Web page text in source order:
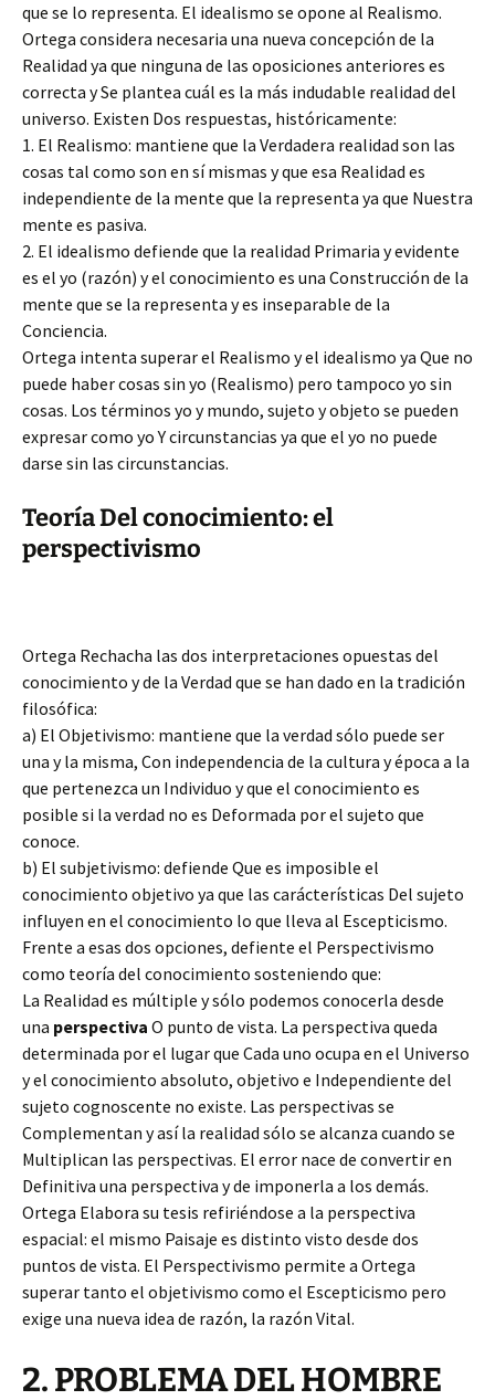
que se lo representa. El idealismo se opone al Realismo.
Ortega considera necesaria una nueva concepción de la
Realidad ya que ninguna de las oposiciones anteriores es
correcta y Se plantea cuál es la más indudable realidad del
universo. Existen Dos respuestas, históricamente:
1. El Realismo: mantiene que la Verdadera realidad son las
cosas tal como son en sí mismas y que esa Realidad es
independiente de la mente que la representa ya que Nuestra
mente es pasiva.
2. El idealismo defiende que la realidad Primaria y evidente
es el yo (razón) y el conocimiento es una Construcción de la
mente que se la representa y es inseparable de la
Conciencia.
Ortega intenta superar el Realismo y el idealismo ya Que no
puede haber cosas sin yo (Realismo) pero tampoco yo sin
cosas. Los términos yo y mundo, sujeto y objeto se pueden
expresar como yo Y circunstancias ya que el yo no puede
darse sin las circunstancias.
Teoría Del conocimiento: el
perspectivismo
Ortega Rechacha las dos interpretaciones opuestas del
conocimiento y de la Verdad que se han dado en la tradición
filosófica:
a) El Objetivismo: mantiene que la verdad sólo puede ser
una y la misma, Con independencia de la cultura y época a la
que pertenezca un Individuo y que el conocimiento es
posible si la verdad no es Deformada por el sujeto que
conoce.
b) El subjetivismo: defiende Que es imposible el
conocimiento objetivo ya que las carácterísticas Del sujeto
influyen en el conocimiento lo que lleva al Escepticismo.
Frente a esas dos opciones, defiente el Perspectivismo
como teoría del conocimiento sosteniendo que:
La Realidad es múltiple y sólo podemos conocerla desde
una perspectiva O punto de vista. La perspectiva queda
determinada por el lugar que Cada uno ocupa en el Universo
y el conocimiento absoluto, objetivo e Independiente del
sujeto cognoscente no existe. Las perspectivas se
Complementan y así la realidad sólo se alcanza cuando se
Multiplican las perspectivas. El error nace de convertir en
Definitiva una perspectiva y de imponerla a los demás.
Ortega Elabora su tesis refiriéndose a la perspectiva
espacial: el mismo Paisaje es distinto visto desde dos
puntos de vista. El Perspectivismo permite a Ortega
superar tanto el objetivismo como el Escepticismo pero
exige una nueva idea de razón, la razón Vital.
2. PROBLEMA DEL HOMBRE